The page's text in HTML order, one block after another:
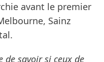
avant le premier
Sainz
de savoir si ceux de